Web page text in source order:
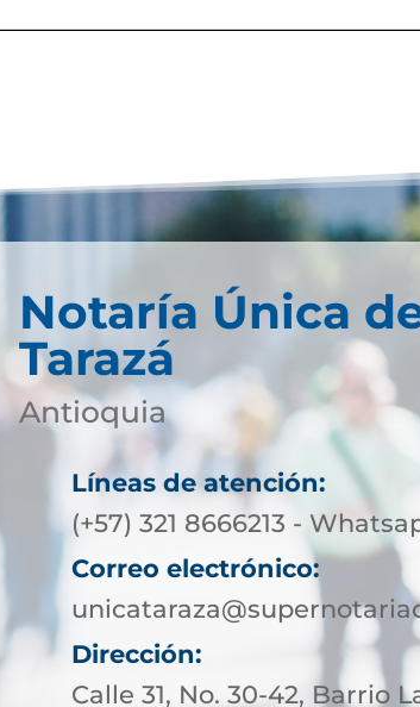
Notaría Única
Tarazá
Antioquia
Líneas de atención:
(+57) 321 8666213 -
Correo electrónico:
Dirección:
Calle 31, No. 30-42, Barrio